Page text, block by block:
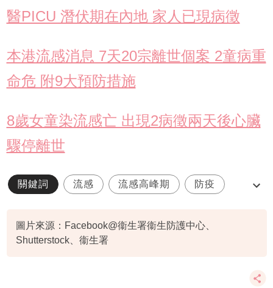
醫PICU 潛伏期在內地 家人已現病徵
本港流感消息 7天20宗離世個案 2童病重
命危 附9大預防措施
8歲女童染流感亡 出現2病徵兩天後心臟
驟停離世
關鍵詞 流感 流感高峰期 防疫
圖片來源：Facebook@衞生署衞生防護中心、
Shutterstock、衞生署